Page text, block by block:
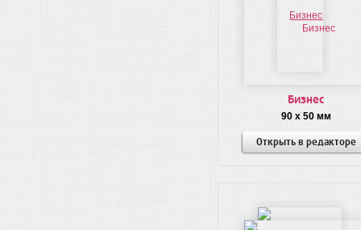
Бизнес
90 x 50 мм
Открыть в редакторе